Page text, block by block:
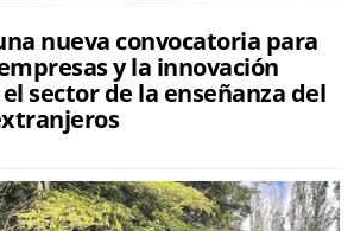
nueva convocatoria para
y la innovación
sector de la enseñanza del